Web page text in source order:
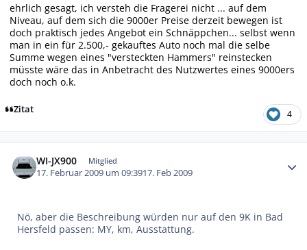
ehrlich gesagt, ich versteh die Fragerei nicht ... auf dem
Niveau, auf dem sich die 9000er Preise derzeit bewegen ist
doch praktisch jedes Angebot ein Schnäppchen... selbst wenn
man in ein für 2.500,- gekauftes Auto noch mal die selbe
Summe wegen eines "versteckten Hammers" reinstecken
müsste wäre das in Anbetracht des Nutzwertes eines 9000ers
doch noch o.k.
Zitat 4
WI-JX900 Mitglied
17. Februar 2009 um 09:3917. Feb 2009
Nö, aber die Beschreibung würden nur auf den 9K in Bad
Hersfeld passen: MY, km, Ausstattung.